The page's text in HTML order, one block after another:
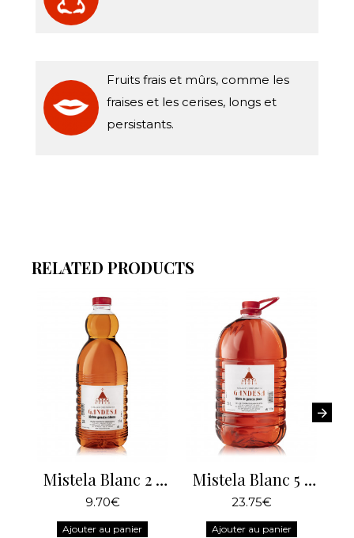
RELATED PRODUCTS
Mistela Blanc 2 Litres
9.70€
Ajouter au panier
Mistela Blanc 5 Litres
23.75€
Ajouter au panier
Fruits frais et mûrs, comme les
fraises et les cerises, longs et
persistants.